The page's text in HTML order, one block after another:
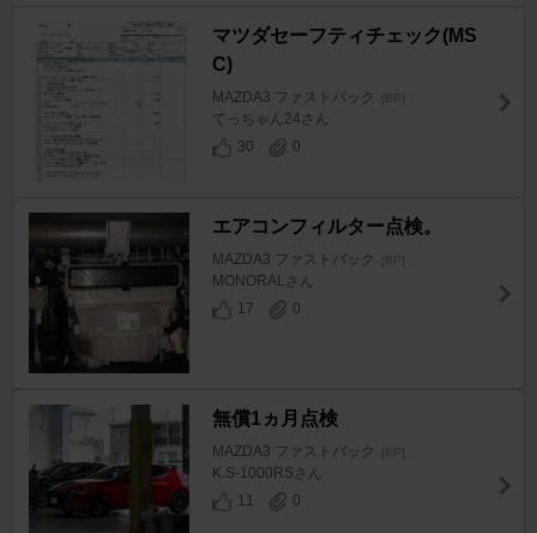
マツダセーフティチェック(MS
C)
MAZDA3 ファストバック [BP]
てっちゃん24さん
30
0
エアコンフィルター点検。
MAZDA3 ファストバック [BP]
MONORALさん
17
0
無償1ヵ月点検
MAZDA3 ファストバック [BP]
K.S-1000RSさん
11
0